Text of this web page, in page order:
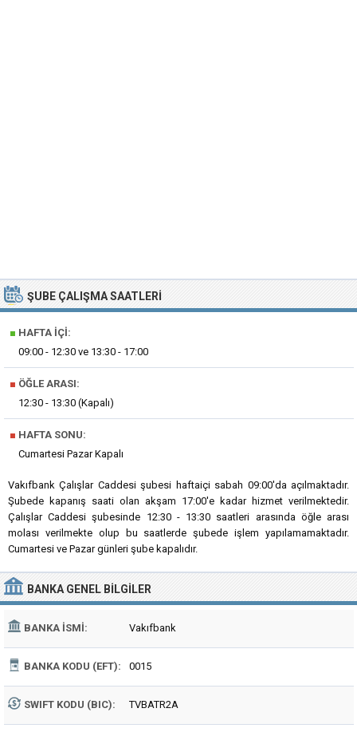
ŞUBE ÇALIŞMA SAATLERI
■ HAFTA İÇI:
09:00 - 12:30 ve 13:30 - 17:00
■ ÖĞLE ARASI:
12:30 - 13:30 (Kapalı)
■ HAFTA SONU:
Cumartesi Pazar Kapalı
Vakıfbank Çalışlar Caddesi şubesi haftaiçi sabah 09:00'da açılmaktadır.
Şubede kapanış saati olan akşam 17:00'e kadar hizmet verilmektedir.
Çalışlar Caddesi şubesinde 12:30 - 13:30 saatleri arasında öğle arası
molası verilmekte olup bu saatlerde şubede işlem yapılamamaktadır.
Cumartesi ve Pazar günleri şube kapalıdır.
BANKA GENEL BILGILER
BANKA İSMI: Vakıfbank
BANKA KODU (EFT): 0015
SWIFT KODU (BIC): TVBATR2A